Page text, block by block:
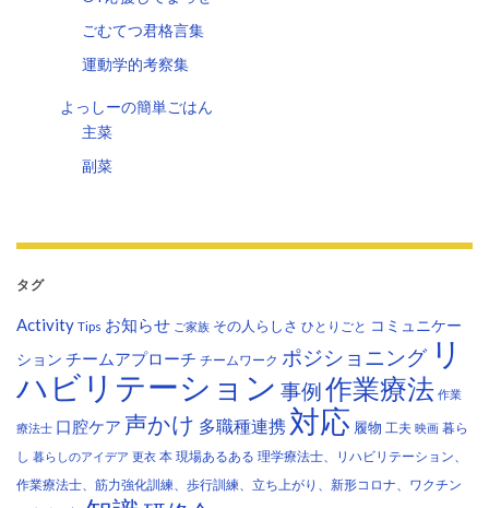
ごむてつ君格言集
運動学的考察集
よっしーの簡単ごはん
主菜
副菜
タグ
Activity Tips お知らせ ご家族 その人らしさ ひとりごと コミュニケー
ション チームアプローチ チームワーク ポジショニング リ
ハビリテーション 事例作業療法 作業
療法士 口腔ケア 声かけ 多職種連携 対応 履物 工夫 映画 暮ら
し 暮らしのアイデア 更衣 本 現場あるある 理学療法士、リハビリテーション、
作業療法士、筋力強化訓練、歩行訓練、立ち上がり、新形コロナ、ワクチン